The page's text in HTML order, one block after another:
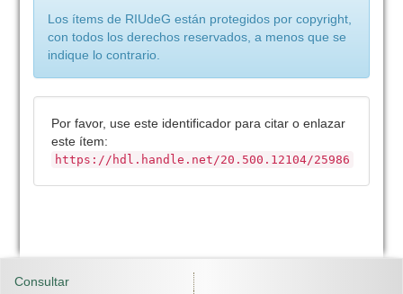
Los ítems de RIUdeG están protegidos por copyright,
con todos los derechos reservados, a menos que se
indique lo contrario.
Por favor, use este identificador para citar o enlazar
este ítem:
https://hdl.handle.net/20.500.12104/25986
Consultar